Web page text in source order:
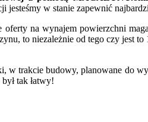
jesteśmy w stanie zapewnić
na wynajem powierzchni
to niezależnie od tego czy jest
trakcie budowy, planowane do
tak łatwy!